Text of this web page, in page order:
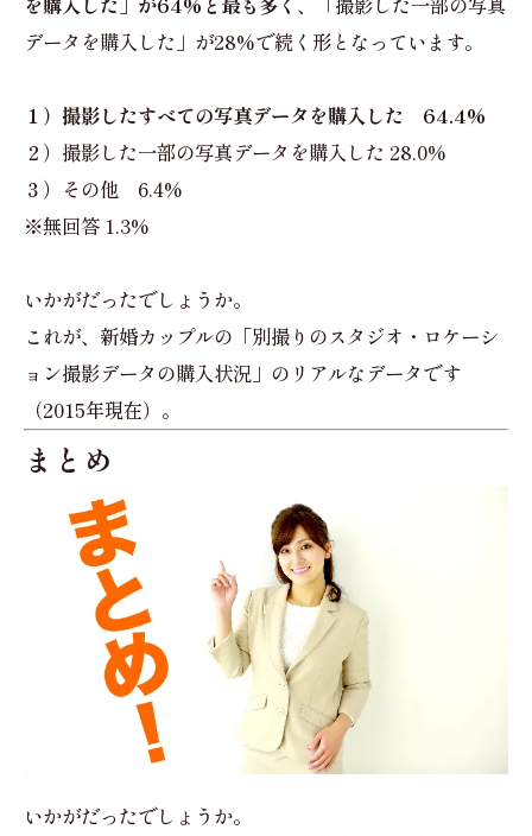
データを購入した」が28%で続く形となっています。
１）撮影したすべての写真データを購入した 64.4%
２）撮影した一部の写真データを購入した 28.0%
３）その他 6.4%
※無回答 1.3%
いかがだったでしょうか。
これが、新婚カップルの「別撮りのスタジオ・ロケーシ
ョン撮影データの購入状況」のリアルなデータです
（2015年現在）。
まとめ
いかがだったでしょうか。